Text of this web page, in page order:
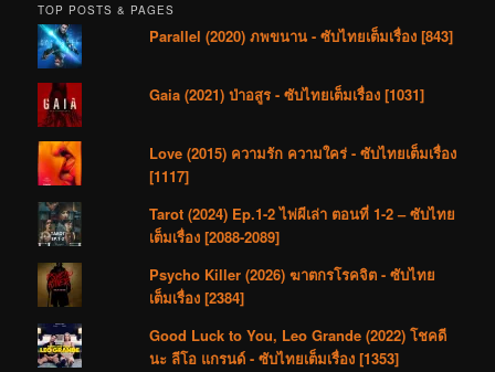
TOP POSTS & PAGES
Parallel (2020) ภพขนาน - ซับไทยเต็มเรื่อง [843]
Gaia (2021) ป่าอสูร - ซับไทยเต็มเรื่อง [1031]
Love (2015) ความรัก ความใคร่ - ซับไทยเต็มเรื่อง
[1117]
Tarot (2024) Ep.1-2 ไพ่ผีเล่า ตอนที่ 1-2 – ซับไทย
เต็มเรื่อง [2088-2089]
Psycho Killer (2026) ฆาตกรโรคจิต - ซับไทย
เต็มเรื่อง [2384]
Good Luck to You, Leo Grande (2022) โชคดี
นะ ลีโอ แกรนด์ - ซับไทยเต็มเรื่อง [1353]